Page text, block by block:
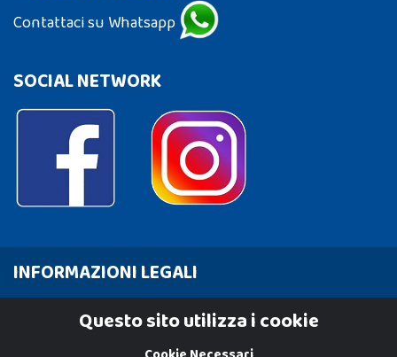
Contattaci su Whatsapp
SOCIAL NETWORK
INFORMAZIONI LEGALI
Cookie PolicyQuesto sito utilizza i cookie